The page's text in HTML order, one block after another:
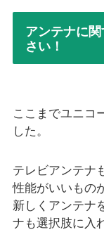
アンテナに
さい！
ここまでユニコ
した。
テレビアンテナ
性能がいいもの
新しくアンテナ
ナも選択肢に入